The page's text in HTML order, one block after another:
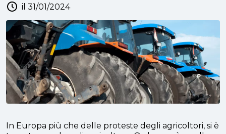
il 31/01/2024
In Europa più che delle proteste degli agricoltori, si è